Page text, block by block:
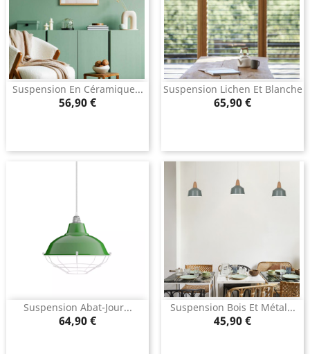
Suspension En Céramique...
Prix
56,90 €
Suspension Lichen Et Blanche
Prix
65,90 €
Suspension Abat-Jour...
Prix
64,90 €
Suspension Bois Et Métal...
Prix
45,90 €